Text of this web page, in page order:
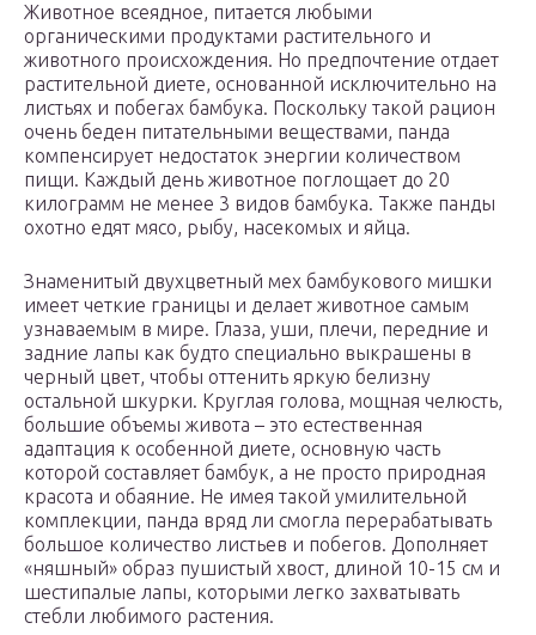
Животное всеядное, питается любыми
органическими продуктами растительного и
животного происхождения. Но предпочтение отдает
растительной диете, основанной исключительно на
листьях и побегах бамбука. Поскольку такой рацион
очень беден питательными веществами, панда
компенсирует недостаток энергии количеством
пищи. Каждый день животное поглощает до 20
килограмм не менее 3 видов бамбука. Также панды
охотно едят мясо, рыбу, насекомых и яйца.
Знаменитый двухцветный мех бамбукового мишки
имеет четкие границы и делает животное самым
узнаваемым в мире. Глаза, уши, плечи, передние и
задние лапы как будто специально выкрашены в
черный цвет, чтобы оттенить яркую белизну
остальной шкурки. Круглая голова, мощная челюсть,
большие объемы живота – это естественная
адаптация к особенной диете, основную часть
которой составляет бамбук, а не просто природная
красота и обаяние. Не имея такой умилительной
комплекции, панда вряд ли смогла перерабатывать
большое количество листьев и побегов. Дополняет
«няшный» образ пушистый хвост, длиной 10-15 см и
шестипалые лапы, которыми легко захватывать
стебли любимого растения.